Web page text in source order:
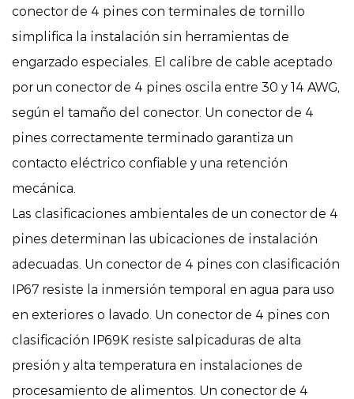
conector de 4 pines con terminales de tornillo
simplifica la instalación sin herramientas de
engarzado especiales. El calibre de cable aceptado
por un conector de 4 pines oscila entre 30 y 14 AWG,
según el tamaño del conector. Un conector de 4
pines correctamente terminado garantiza un
contacto eléctrico confiable y una retención
mecánica.
Las clasificaciones ambientales de un conector de 4
pines determinan las ubicaciones de instalación
adecuadas. Un conector de 4 pines con clasificación
IP67 resiste la inmersión temporal en agua para uso
en exteriores o lavado. Un conector de 4 pines con
clasificación IP69K resiste salpicaduras de alta
presión y alta temperatura en instalaciones de
procesamiento de alimentos. Un conector de 4